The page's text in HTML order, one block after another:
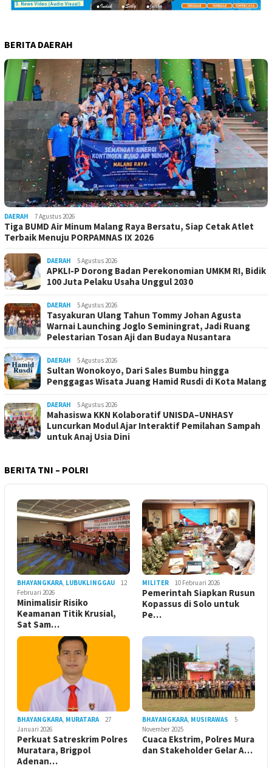
BERITA DAERAH
DAERAH 7 Agustus 2026
Tiga BUMD Air Minum Malang Raya Bersatu, Siap Cetak Atlet
Terbaik Menuju PORPAMNAS IX 2026
DAERAH 5 Agustus 2026
APKLI-P Dorong Badan Perekonomian UMKM RI, Bidik
100 Juta Pelaku Usaha Unggul 2030
DAERAH 5 Agustus 2026
Tasyakuran Ulang Tahun Tommy Johan Agusta
Warnai Launching Joglo Seminingrat, Jadi Ruang
Pelestarian Tosan Aji dan Budaya Nusantara
DAERAH 5 Agustus 2026
Sultan Wonokoyo, Dari Sales Bumbu hingga
Penggagas Wisata Juang Hamid Rusdi di Kota Malang
DAERAH 5 Agustus 2026
Mahasiswa KKN Kolaboratif UNISDA–UNHASY
Luncurkan Modul Ajar Interaktif Pemilahan Sampah
untuk Anaj Usia Dini
BERITA TNI – POLRI
BHAYANGKARA, LUBUKLINGGAU
12
Februari 2026
Minimalisir Risiko
Keamanan Titik Krusial,
Sat Sam…
MILITER 10 Februari 2026
Pemerintah Siapkan Rusun
Kopassus di Solo untuk
Pe…
BHAYANGKARA, MURATARA
27
Januari 2026
Perkuat Satreskrim Polres
Muratara, Brigpol
Adenan…
BHAYANGKARA, MUSIRAWAS
5
November 2025
Cuaca Ekstrim, Polres Mura
dan Stakeholder Gelar A…